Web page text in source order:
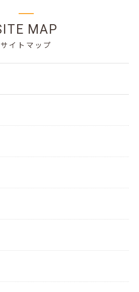
サイトマップ
MAP